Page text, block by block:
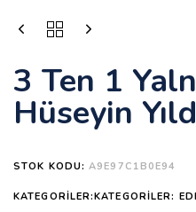
3 Ten 1
Hüseyin
STOK KODU:A9E97C1B0E94
KATEGORILER:KATEGORILER: